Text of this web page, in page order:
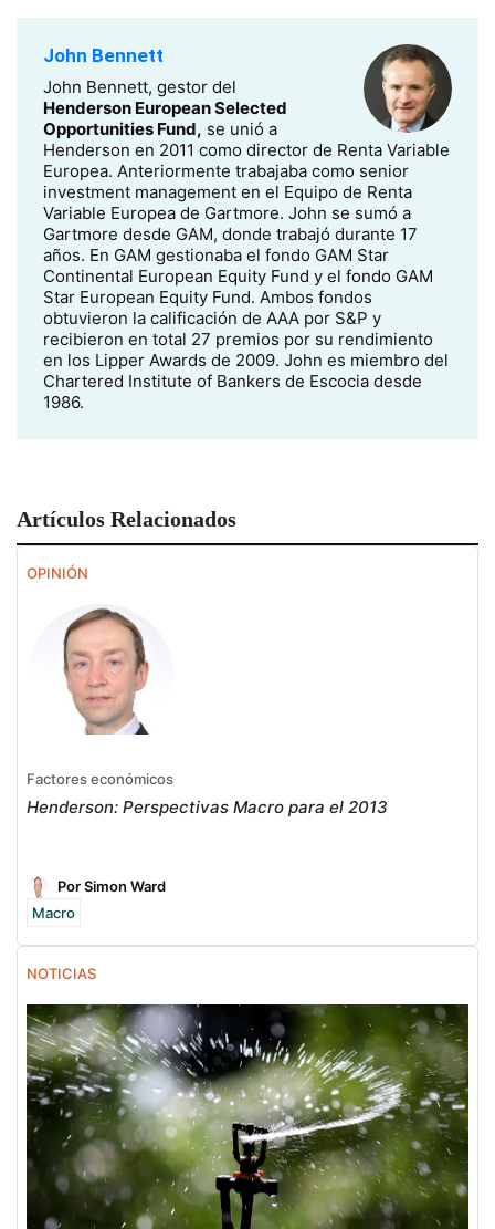
John Bennett
John Bennett, gestor del
Henderson European Selected
Opportunities Fund, se unió a
Henderson en 2011 como director de Renta Variable
Europea. Anteriormente trabajaba como senior
investment management en el Equipo de Renta
Variable Europea de Gartmore. John se sumó a
Gartmore desde GAM, donde trabajó durante 17
años. En GAM gestionaba el fondo GAM Star
Continental European Equity Fund y el fondo GAM
Star European Equity Fund. Ambos fondos
obtuvieron la calificación de AAA por S&P y
recibieron en total 27 premios por su rendimiento
en los Lipper Awards de 2009. John es miembro del
Chartered Institute of Bankers de Escocia desde
1986.
Artículos Relacionados
OPINIÓN
Factores económicos
Henderson: Perspectivas Macro para el 2013
Por Simon Ward
Macro
NOTICIAS